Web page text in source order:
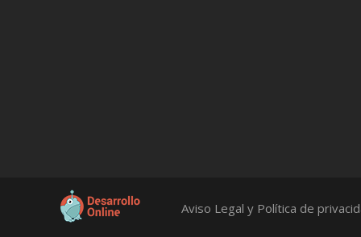
Aviso Legal y Política de